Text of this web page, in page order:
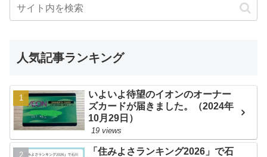
人気記事ランキング
いよいよ待望のイオンのオーナー
ズカードが届きました。（2024年
10月29日）
19 views
「住みよさランキング2026」で石